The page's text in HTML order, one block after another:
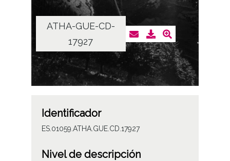
ATHA-GUE-CD-
17927
Identificador
ES.01059.ATHA.GUE.CD.17927
Nivel de descripción